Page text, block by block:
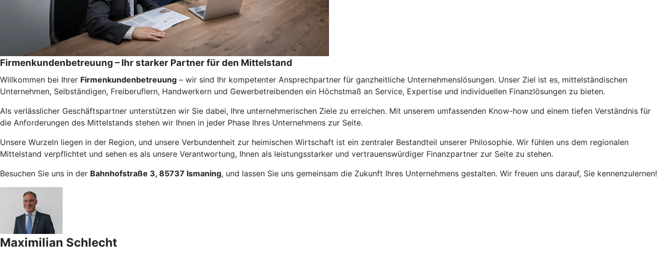
Firmenkundenbetreuung – Ihr starker Partner für den Mittelstand
Willkommen bei Ihrer Firmenkundenbetreuung – wir sind Ihr kompetenter Ansprechpartner für ganzheitliche Unternehmenslösungen. Unser Ziel ist es, mittelständischen
Unternehmen, Selbständigen, Freiberuflern, Handwerkern und Gewerbetreibenden ein Höchstmaß an Service, Expertise und individuellen Finanzlösungen zu bieten.
Als verlässlicher Geschäftspartner unterstützen wir Sie dabei, Ihre unternehmerischen Ziele zu erreichen. Mit unserem umfassenden Know-how und einem tiefen Verständnis für
die Anforderungen des Mittelstands stehen wir Ihnen in jeder Phase Ihres Unternehmens zur Seite.
Unsere Wurzeln liegen in der Region, und unsere Verbundenheit zur heimischen Wirtschaft ist ein zentraler Bestandteil unserer Philosophie. Wir fühlen uns dem regionalen
Mittelstand verpflichtet und sehen es als unsere Verantwortung, Ihnen als leistungsstarker und vertrauenswürdiger Finanzpartner zur Seite zu stehen.
Besuchen Sie uns in der Bahnhofstraße 3, 85737 Ismaning, und lassen Sie uns gemeinsam die Zukunft Ihres Unternehmens gestalten. Wir freuen uns darauf, Sie kennenzulernen!
Maximilian Schlecht